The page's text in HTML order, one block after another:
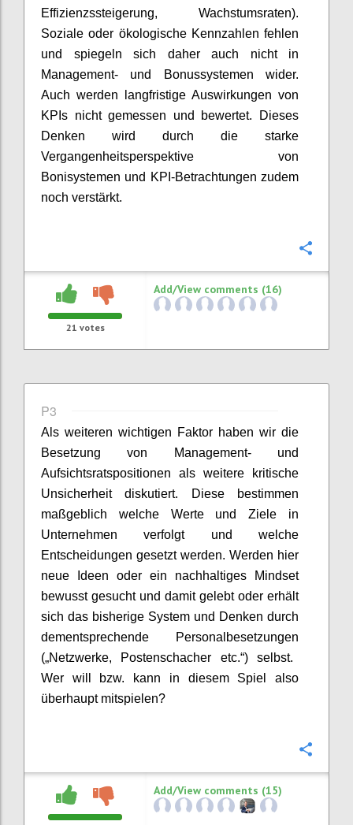
Effizienzssteigerung, Wachstumsraten).
Soziale oder ökologische Kennzahlen fehlen
und spiegeln sich daher auch nicht in
Management- und
Bonussystemen wider.
Auch werden langfristige Auswirkungen von
KPIs nicht gemessen und bewertet. Dieses
Denken wird durch die starke
Vergangenheitsperspektive von
Bonisystemen und KPI-Betrachtungen zudem
noch verstärkt.
21 votes
Add/View comments (16)
P3
Als weiteren wichtigen Faktor haben wir die
Besetzung von Management- und
Aufsichtsratspositionen als weitere kritische
Unsicherheit diskutiert. Diese bestimmen
maßgeblich welche Werte und Ziele in
Unternehmen verfolgt und welche
Entscheidungen gesetzt werden. Werden hier
neue Ideen oder ein nachhaltiges Mindset
bewusst gesucht und damitgelebtoder erhält
sich das bisherige System und Denken durch
dementsprechende Personalbesetzungen
(„Netzwerke, Postenschacher etc.“)
selbst.
Wer will bzw. kann in diesem Spiel also
überhaupt mitspielen?
Add/View comments (15)